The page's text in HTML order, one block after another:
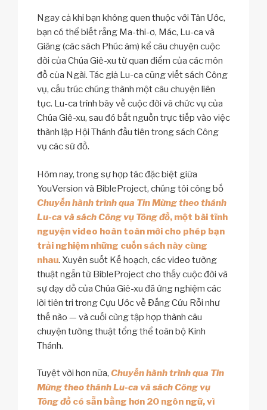
Ngay cả khi bạn không quen thuộc với Tân Ước,
bạn có thể biết rằng Ma-thi-ơ, Mác, Lu-ca và
Giăng (các sách Phúc âm) kể câu chuyện cuộc
đời của Chúa Giê-xu từ quan điểm của các môn
đồ của Ngài. Tác giả Lu-ca cũng viết sách Công
vụ, cấu trúc chúng thành một câu chuyện liên
tục. Lu-ca trình bày về cuộc đời và chức vụ của
Chúa Giê-xu, sau đó bắt nguồn trực tiếp vào việc
thành lập Hội Thánh đầu tiên trong sách Công
vụ các sứ đồ.
Hôm nay, trong sự hợp tác đặc biệt giữa
YouVersion và BibleProject, chúng tôi công bố
Chuyến hành trình qua Tin Mừng theo thánh
Lu-ca và sách Công vụ Tông đồ, một bài tĩnh
nguyện video hoàn toàn mới cho phép bạn
trải nghiệm những cuốn sách này cùng
nhau. Xuyên suốt Kế hoạch, các video tường
thuật ngắn từ BibleProject cho thấy cuộc đời và
sự dạy dỗ của Chúa Giê-xu đã ứng nghiệm các
lời tiên tri trong Cựu Ước về Đấng Cứu Rỗi như
thế nào — và cuối cùng tập hợp thành câu
chuyện tường thuật tổng thể toàn bộ Kinh
Thánh.
Tuyệt vời hơn nữa, Chuyến hành trình qua Tin
Mừng theo thánh Lu-ca và sách Công vụ
Tông đồ có sẵn bằng hơn 20 ngôn ngữ, vì